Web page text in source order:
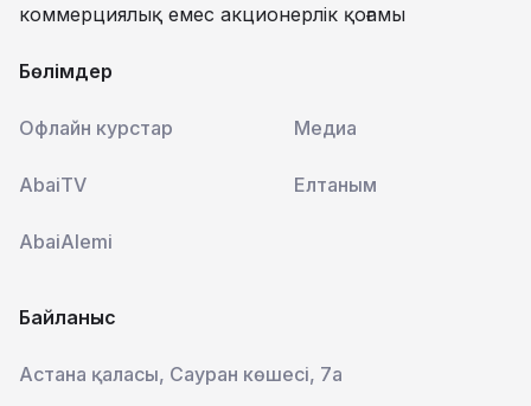
коммерциялық емес акционерлік қоғамы
Бөлімдер
Офлайн курстар Медиа
AbaiTV Елтаным
AbaiAlemi
Байланыс
Астана қаласы, Сауран көшесі, 7а